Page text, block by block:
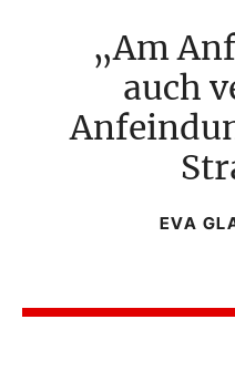
Am
auch
EVA